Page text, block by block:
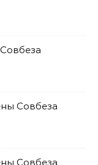
Совбеза
Совбеза